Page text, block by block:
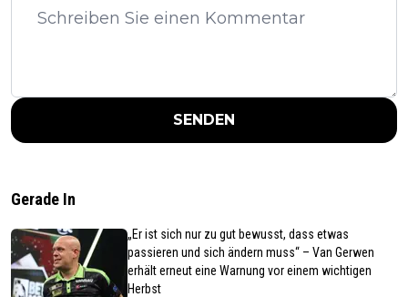
SENDEN
Gerade In
„Er ist sich nur zu gut bewusst, dass etwas
passieren und sich ändern muss“ – Van Gerwen
erhält erneut eine Warnung vor einem wichtigen
Herbst